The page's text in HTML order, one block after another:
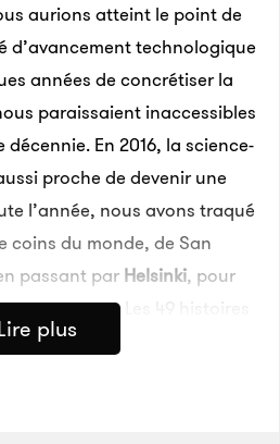
aurions atteint le point de
d’avancement technologique
années de concrétiser la
paraissaient inaccessibles
En 2016, la science-
proche de devenir une
l’année, nous avons traqué
coins du monde, de San
passant par Helsinki, pour
avec vous. Les 49 histoires
accès libre, vous allez
plus